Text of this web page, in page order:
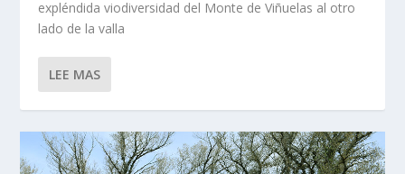
expléndida viodiversidad del Monte de Viñuelas al otro
lado de la valla
LEE MAS